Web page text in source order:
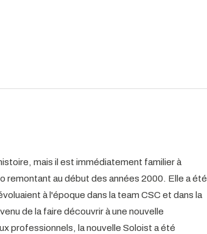
mais il est immédiatement familier à
remontant au début des années 2000. Elle a été
à l'époque dans la team CSC et dans la
de la faire découvrir à une nouvelle
professionnels, la nouvelle Soloist a été